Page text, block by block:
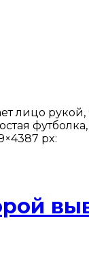
лицо рукой,
px: